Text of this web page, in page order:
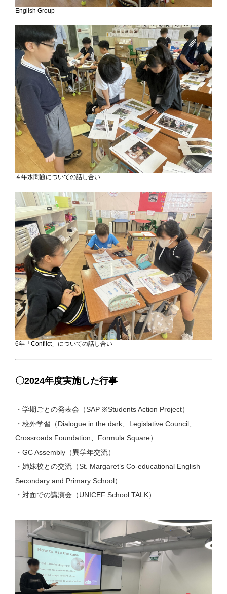
English Group
４年水問題についての話し合い
6年「Conflict」についての話し合い
〇2024年度実施した行事
・学期ごとの発表会（SAP ※Students Action Project）
・校外学習（Dialogue in the dark、Legislative Council、
Crossroads Foundation、Formula Square）
・GC Assembly（異学年交流）
・姉妹校との交流（St. Margaretʼs Co-educational English
Secondary and Primary School）
・対⾯での講演会（UNICEF School TALK）